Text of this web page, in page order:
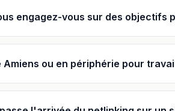
engagez-vous sur des objectifs
Amiens ou en périphérie pour